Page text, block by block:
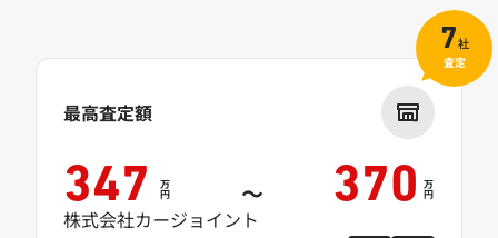
最高査定額
347 万
円 ～ 370 万
円
株式会社カージョイント
7社
査定